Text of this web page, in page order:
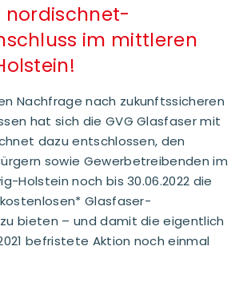
nordischnet-
im mittleren
Nachfrage nach zukunftssicheren
hat sich die GVG Glasfaser mit
dazu entschlossen, den
sowie Gewerbetreibenden im
Holstein noch bis 30.06.2022 die
Glasfaser-
bieten – und damit die eigentlich
befristete Aktion noch einmal